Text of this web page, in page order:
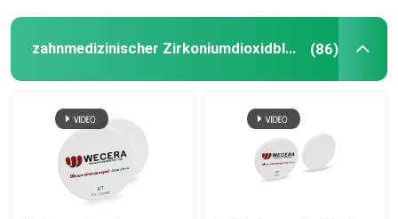
zahnmedizinischer Zirkoniumdioxidblock (86)